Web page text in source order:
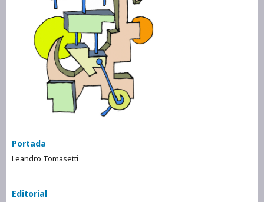
Portada
Leandro Tomasetti
Editorial